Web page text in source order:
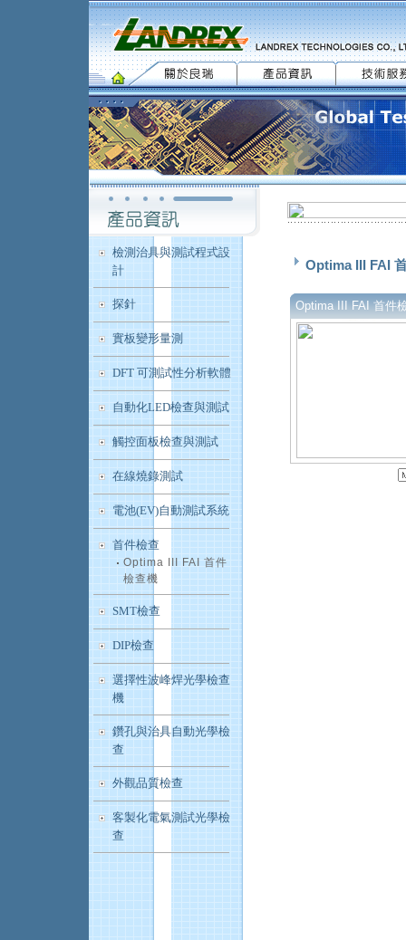
檢測治具與測試程式設
計
探針
實板變形量測
DFT 可測試性分析軟體
自動化LED檢查與測試
觸控面板檢查與測試
在線燒錄測試
電池(EV)自動測試系統
首件檢查
Optima III FAI 首件
檢查機
SMT檢查
DIP檢查
選擇性波峰焊光學檢查
機
鑽孔與治具自動光學檢
查
外觀品質檢查
客製化電氣測試光學檢
查
Optima III FAI
Optima III FAI 首件